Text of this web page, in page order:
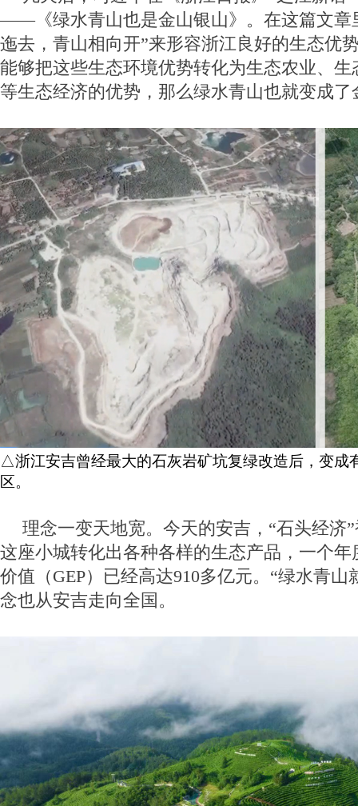
——《绿水青山也是金山银山》。在这篇文章
迤去，青山相向开”来形容浙江良好的生态优
能够把这些生态环境优势转化为生态农业、
等生态经济的优势，那么绿水青山也就变成了
△浙江安吉曾经最大的石灰岩矿坑复绿改造后，变成
区。
理念一变天地宽。今天的安吉，“石头经济
这座小城转化出各种各样的生态产品，一个
价值（GEP）已经高达910多亿元。“绿水青山
念也从安吉走向全国。